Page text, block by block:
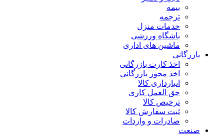
بیمه
ترجمه
خدمات منزل
باشگاه ورزشی
ماشین های اداری
بازرگانی
اخذ کارت بازرگانی
اخذ مجوز بازرگانی
انبارداری کالا
حق العمل کاری
ترخیص کالا
ثبت سفارش کالا
صادرات و واردات
صنعت